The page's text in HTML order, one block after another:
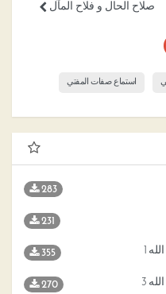
صلاح الحال و فلاح المآل
استماع صفات المفتي
283
231
1
355
3
270